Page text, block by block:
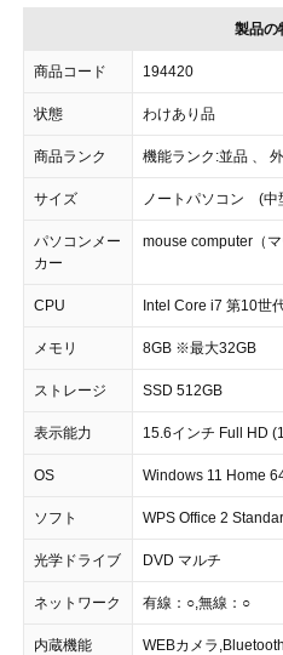
製品の
商品コード 194420
状態 わけあり品
商品ランク 機能ランク:並品 、
サイズ ノートパソコン (中
パソコンメー
カー
mouse computer（マ
CPU Intel Core i7 第10世
メモリ 8GB ※最大32GB
ストレージ SSD 512GB
表示能力 15.6インチ Full HD
OS Windows 11 Home
ソフト WPS Office 2
光学ドライブ DVD マルチ
ネットワーク 有線：○,無線：○
内蔵機能 WEBカメラ